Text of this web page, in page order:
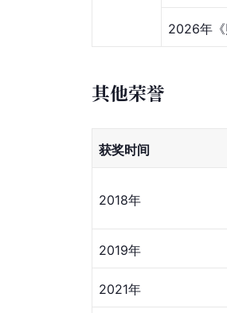
2026年
其他荣誉
获奖时间
2018年
2019年
2021年